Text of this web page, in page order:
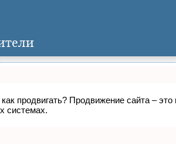
продвигать? Продвижение сайта –
системах.